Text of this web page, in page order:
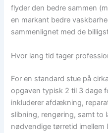
flyder den bedre sammen
en markant bedre
sammenlignet med de
Hvor lang tid tager
For en standard stue på
opgaven typisk 2 til 3 dage
inkluderer afdækning,
slibning, rengøring, samt to
nødvendige tørretid